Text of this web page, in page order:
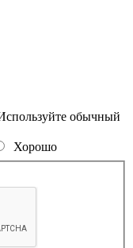
обычный
Хорошо